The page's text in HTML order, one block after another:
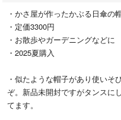
・かさ屋が作ったかぶる日傘の
・定価3300円
・お散歩やガーデニングなどに
・2025夏購入
・似たような帽子があり使いそ
ぞ。新品未開封ですがタンスに
てます。